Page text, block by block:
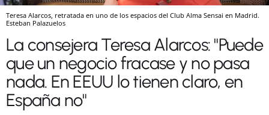
Teresa Alarcos, retratada en uno de los espacios del Club Alma Sensai en Madrid.
Esteban Palazuelos
La consejera Teresa Alarcos: "Puede
que un negocio fracase y no pasa
nada. En EEUU lo tienen claro, en
España no"